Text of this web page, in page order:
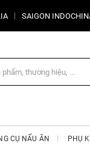
SAIGON
CỤ NẤU ĂN PHỤ